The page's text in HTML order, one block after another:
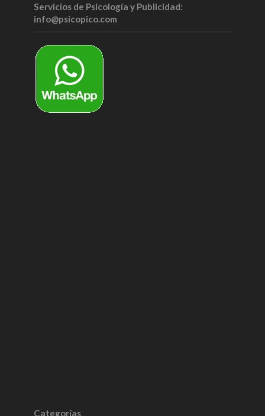
Servicios de Psicología y Publicidad:
info@psicopico.com
Categorías